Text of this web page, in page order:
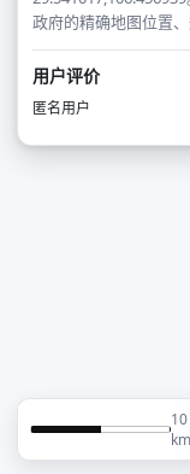
政府的精确地图位置
用户评价
匿名用户
10
km